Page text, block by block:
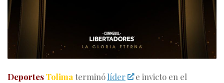
DeportesTolima terminólíder
e invicto en el